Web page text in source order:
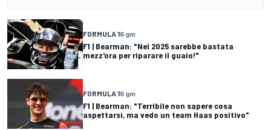
FORMULA 16 gm
F1 | Bearman: "Nel 2025 sarebbe bastata
mezz'ora per riparare il guaio!"
FORMULA 16 gm
F1 | Bearman: "Terribile non sapere cosa
aspettarsi, ma vedo un team Haas positivo"